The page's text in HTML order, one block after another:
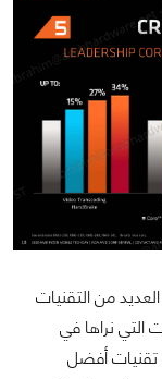
من التقنيات
التي نراها في
تقنيات أفضل